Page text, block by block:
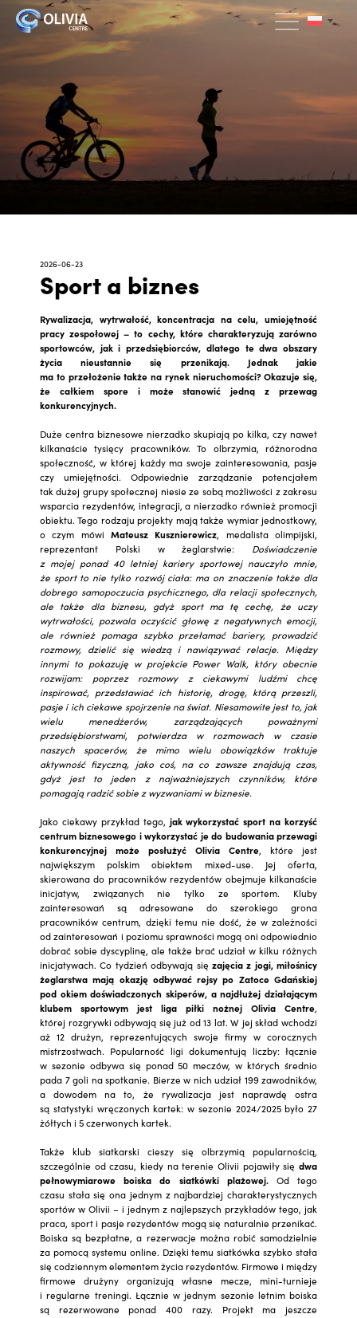
2026-06-23
Sport a biznes
Rywalizacja, wytrwałość, koncentracja na celu, umiejętność
pracy zespołowej – to cechy, które charakteryzują zarówno
sportowców, jak i przedsiębiorców, dlatego te dwa obszary
życia nieustannie się przenikają. Jednak jakie
ma to przełożenie także na rynek nieruchomości? Okazuje się,
że całkiem spore i może stanowić jedną z przewag
konkurencyjnych.
Duże centra biznesowe nierzadko skupiają po kilka, czy nawet
kilkanaście tysięcy pracowników. To olbrzymia, różnorodna
społeczność, w której każdy ma swoje zainteresowania, pasje
czy umiejętności. Odpowiednie zarządzanie potencjałem
tak dużej grupy społecznej niesie ze sobą możliwości z zakresu
wsparcia rezydentów, integracji, a nierzadko również promocji
obiektu. Tego rodzaju projekty mają także wymiar jednostkowy,
o czym mówi Mateusz Kusznierewicz, medalista olimpijski,
reprezentant Polski w żeglarstwie: Doświadczenie
z mojej ponad 40 letniej kariery sportowej nauczyło mnie,
że sport to nie tylko rozwój ciała: ma on znaczenie także dla
dobrego samopoczucia psychicznego, dla relacji społecznych,
ale także dla biznesu, gdyż sport ma tę cechę, że uczy
wytrwałości, pozwala oczyścić głowę z negatywnych emocji,
ale również pomaga szybko przełamać bariery, prowadzić
rozmowy, dzielić się wiedzą i nawiązywać relacje. Między
innymi to pokazuję w projekcie Power Walk, który obecnie
rozwijam: poprzez rozmowy z ciekawymi ludźmi chcę
inspirować, przedstawiać ich historię, drogę, którą przeszli,
pasje i ich ciekawe spojrzenie na świat. Niesamowite jest to, jak
wielu menedżerów, zarządzających poważnymi
przedsiębiorstwami, potwierdza w rozmowach w czasie
naszych spacerów, że mimo wielu obowiązków traktuje
aktywność fizyczną, jako coś, na co zawsze znajdują czas,
gdyż jest to jeden z najważniejszych czynników, które
pomagają radzić sobie z wyzwaniami w biznesie.
Jako ciekawy przykład tego, jak wykorzystać sport na korzyść
centrum biznesowego i wykorzystać je do budowania przewagi
konkurencyjnej może posłużyć Olivia Centre, które jest
największym polskim obiektem mixed-use. Jej oferta,
skierowana do pracowników rezydentów obejmuje kilkanaście
inicjatyw, związanych nie tylko ze sportem. Kluby
zainteresowań są adresowane do szerokiego grona
pracowników centrum, dzięki temu nie dość, że w zależności
od zainteresowań i poziomu sprawności mogą oni odpowiednio
dobrać sobie dyscyplinę, ale także brać udział w kilku różnych
inicjatywach. Co tydzień odbywają się zajęcia z jogi, miłośnicy
żeglarstwa mają okazję odbywać rejsy po Zatoce Gdańskiej
pod okiem doświadczonych skiperów, a najdłużej działającym
klubem sportowym jest liga piłki nożnej Olivia Centre,
której rozgrywki odbywają się już od 13 lat. W jej skład wchodzi
aż 12 drużyn, reprezentujących swoje firmy w corocznych
mistrzostwach. Popularność ligi dokumentują liczby: łącznie
w sezonie odbywa się ponad 50 meczów, w których średnio
pada 7 goli na spotkanie. Bierze w nich udział 199 zawodników,
a dowodem na to, że rywalizacja jest naprawdę ostra
są statystyki wręczonych kartek: w sezonie 2024/2025 było 27
żółtych i 5 czerwonych kartek.
Także klub siatkarski cieszy się olbrzymią popularnością,
szczególnie od czasu, kiedy na terenie Olivii pojawiły się dwa
pełnowymiarowe boiska do siatkówki plażowej.Od tego
czasu stała się ona jednym z najbardziej charakterystycznych
sportów w Olivii – i jednym z najlepszych przykładów tego, jak
praca, sport i pasje rezydentów mogą się naturalnie przenikać.
Boiska są bezpłatne, a rezerwacje można robić samodzielnie
za pomocą systemu online. Dzięki temu siatkówka szybko stała
się codziennym elementem życia rezydentów. Firmowe i między
firmowe drużyny organizują własne mecze, mini-turnieje
i regularne treningi. Łącznie w jednym sezonie letnim boiska
są rezerwowane ponad 400 razy. Projekt ma jeszcze